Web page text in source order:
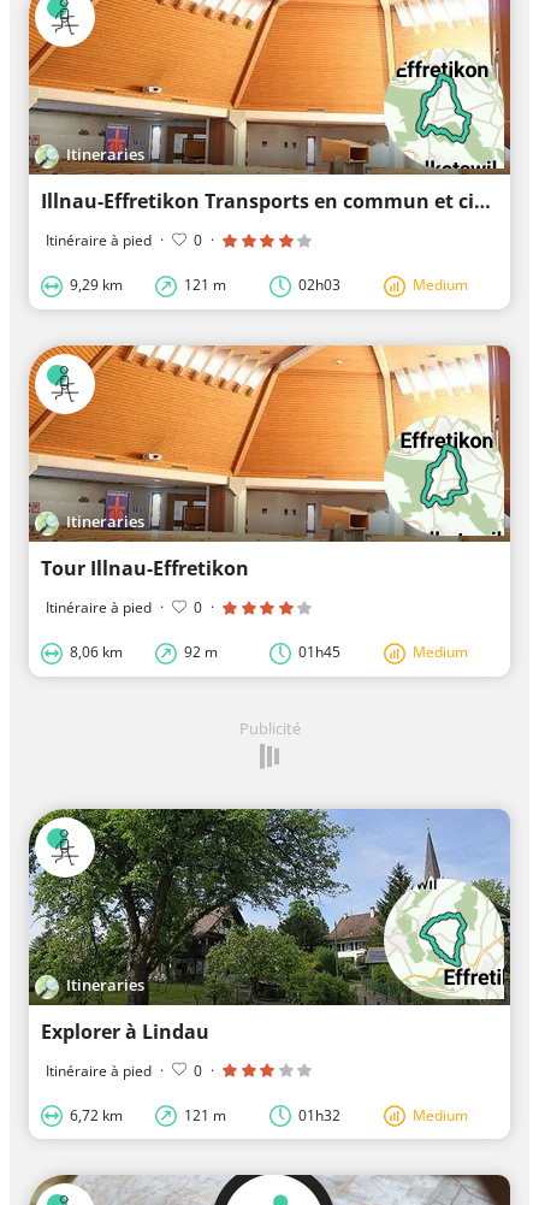
Itineraries
Illnau-Effretikon Transports en commun et circuits
Itinéraire à pied · 0 ·
9,29 km 121 m 02h03 Medium
Itineraries
Tour Illnau-Effretikon
Itinéraire à pied · 0 ·
8,06 km 92 m 01h45 Medium
Publicité
Itineraries
Explorer à Lindau
Itinéraire à pied · 0 ·
6,72 km 121 m 01h32 Medium